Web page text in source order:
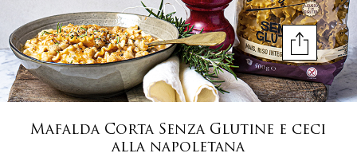
Mafalda Corta Senza Glutine e ceci
alla napoletana